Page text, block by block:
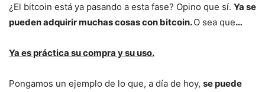
¿El bitcoin está ya pasando a esta fase? Opino que sí. Ya se
pueden adquirir muchas cosas con bitcoin.O sea que…
Ya es práctica su compra y su uso.
Pongamos un ejemplo de lo que, a día de hoy, se puede